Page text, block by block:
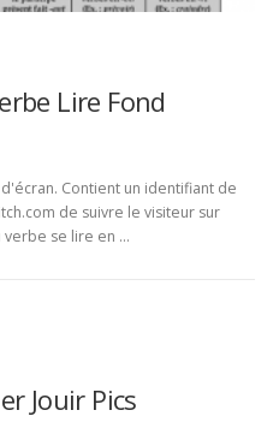
Lire Fond
Contient un identifiant de
de suivre le visiteur sur
verbe se lire en …
Jouir Pics